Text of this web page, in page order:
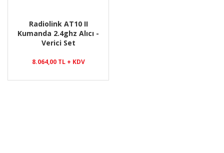
Radiolink AT10 II
Kumanda 2.4ghz Alıcı -
Verici Set
8.064,00 TL + KDV